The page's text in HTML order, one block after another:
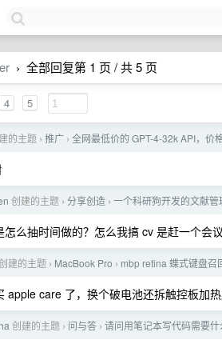
› 全部回复第 1 页 / 共 5 页
4 5
的主题 › 推广 › 全网最低价的 GPT-4-32k API，价
创建的主题 › 分享创造 › 一个科研狗开发的文献
怎么抽时间做的？怎么我搞 cv 是赶一个会
建的主题 › MacBook Pro › mbp retina 蝶式键盘召
apple care 了，换个破电池还拆触控板加
创建的主题 › 问与答 › 请问用笔记本写代码需要